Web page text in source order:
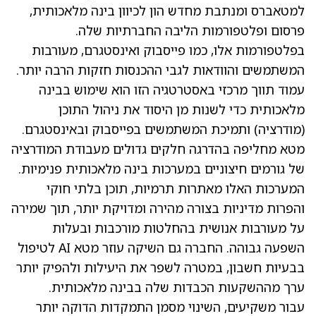
למטאברס ומנתבת מחדש הון לכיוון בינה מלאכותית,
פרסום ופלטפורמות הליבה החברתיות שלה.
בפלטפורמות אלו, כמו פייסבוק ואינסטגרם, מעורבות
המשתמשים והוודאות לגבי ההכנסות חזקות הרבה יותר.
עמוד תווך מרכזי באסטרטגיה הזו הוא שימוש בבינה
מלאכותית כדי לשנות מן היסוד את ניהול התוכן
(מודרציה) ותמיכת המשתמשים בפייסבוק ובאינסטגרם.
מטא מחליפה בהדרגה חלקים גדולים מעבודת המודרציה
של גורמים חיצוניים במערכות בינה מלאכותית פנימיות.
המערכות האלו מאתרות תרמיות, תוכן בלתי חוקי
והפרות מדיניות בצורה מהירה ומדויקת יותר, תוך שמירה
על מעורבות אנושית בהחלטות מורכבות ובעלות
השפעה גבוהה. החברה גם השיקה עוזר מטא AI לטיפול
בבעיות חשבון, במטרה לשפר את היעילות ולהפיק יותר
ערך מההשקעות הכבדות שלה בבינה מלאכותית.
עבור משקיעים, השינוי מסמן התמקדות הדוקה יותר